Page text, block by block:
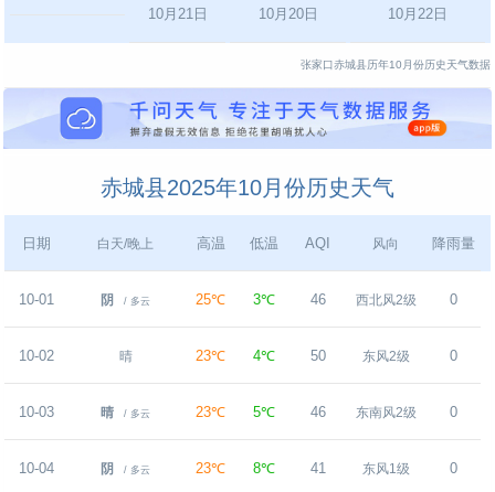
10月21日 10月20日 10月22日
张家口赤城县历年10月份历史天气数据
赤城县2025年10月份历史天气
日期 白天/晚上 高温 低温 AQI 风向 降雨量
10-01 阴 / 多云 25℃ 3℃ 46 西北风2级 0
10-02 晴 23℃ 4℃ 50 东风2级 0
10-03 晴 / 多云 23℃ 5℃ 46 东南风2级 0
10-04 阴 / 多云 23℃ 8℃ 41 东风1级 0